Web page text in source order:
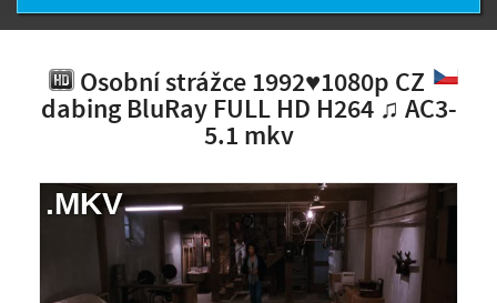
Osobní strážce 1992♥1080p CZ
dabing BluRay FULL HD H264 ♫ AC3-
5.1 mkv
NÁHĽAD VIDEA
NIE JE K DISPOZÍCII
.MKV